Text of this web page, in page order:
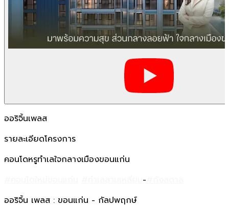
ออริจิ้นเพลส
รายละเอียดโครงการ
คอนโดหรูทำเลใจกลางเมืองขอนแก่น
-
ออริจิ้น เพลส : ขอนแก่น - กัลปพฤกษ์